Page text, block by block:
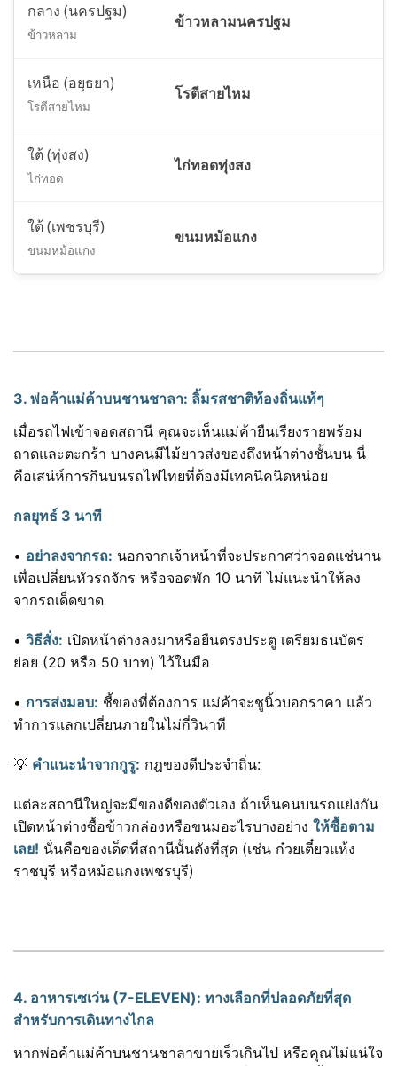
กลาง (นครปฐม)
ข้าวหลาม
ข้าวหลามนครปฐม
เหนือ (อยุธยา)
โรตีสายไหม
โรตีสายไหม
ใต้ (ทุ่งสง)
ไก่ทอด
ไก่ทอดทุ่งสง
ใต้ (เพชรบุรี)
ขนมหม้อแกง
ขนมหม้อแกง
3. พ่อค้าแม่ค้าบนชานชาลา: ลิ้มรสชาติท้องถิ่นแท้ๆ
เมื่อรถไฟเข้าจอดสถานี คุณจะเห็นแม่ค้ายืนเรียงรายพร้อม
ถาดและตะกร้า บางคนมีไม้ยาวส่งของถึงหน้าต่างชั้นบน นี่
คือเสน่ห์การกินบนรถไฟไทยที่ต้องมีเทคนิคนิดหน่อย
กลยุทธ์ 3 นาที
• อย่าลงจากรถ: นอกจากเจ้าหน้าที่จะประกาศว่าจอดแช่นาน
เพื่อเปลี่ยนหัวรถจักร หรือจอดพัก 10 นาที ไม่แนะนำให้ลง
จากรถเด็ดขาด
• วิธีสั่ง: เปิดหน้าต่างลงมาหรือยืนตรงประตู เตรียมธนบัตร
ย่อย (20 หรือ 50 บาท) ไว้ในมือ
• การส่งมอบ: ชี้ของที่ต้องการ แม่ค้าจะชูนิ้วบอกราคา แล้ว
ทำการแลกเปลี่ยนภายในไม่กี่วินาที
💡 คำแนะนำจากกูรู: กฎของดีประจำถิ่น:
แต่ละสถานีใหญ่จะมีของดีของตัวเอง ถ้าเห็นคนบนรถแย่งกัน
เปิดหน้าต่างซื้อข้าวกล่องหรือขนมอะไรบางอย่าง ให้ซื้อตาม
เลย! นั่นคือของเด็ดที่สถานีนั้นดังที่สุด (เช่น ก๋วยเตี๋ยวแห้ง
ราชบุรี หรือหม้อแกงเพชรบุรี)
4. อาหารเซเว่น (7-ELEVEN): ทางเลือกที่ปลอดภัยที่สุด
สำหรับการเดินทางไกล
หากพ่อค้าแม่ค้าบนชานชาลาขายเร็วเกินไป หรือคุณไม่แน่ใจ